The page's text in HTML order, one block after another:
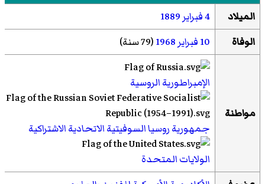
الميلاد
4 فبراير
1889
الوفاة
10 فبراير 1968(79 سنة)
مواطنة
الإمبراطورية الروسية
جمهورية روسيا السوفيتية الاتحادية الاشتراكية
الولايات المتحدة